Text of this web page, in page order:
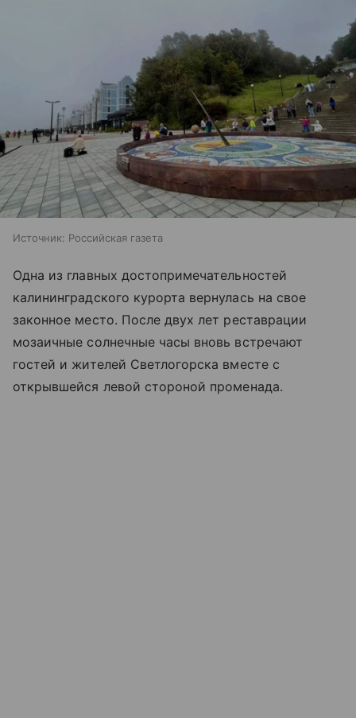
Источник: Российская газета
Одна из главных достопримечательностей
калининградского курорта вернулась на свое
законное место. После двух лет реставрации
мозаичные солнечные часы вновь встречают
гостей и жителей Светлогорска вместе с
открывшейся левой стороной променада.